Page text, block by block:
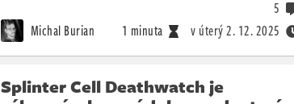
Michal Burian 1 minuta v úterý2. 12. 2025
5
Splinter Cell Deathwatch je